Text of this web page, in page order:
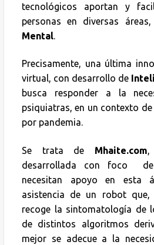
tecnológicos aportan y
personas en diversas
Mental.
Precisamente, una última
virtual, con desarrollo de
busca responder a la
psiquiatras, en un contexto
por pandemia.
Se trata de Mhaite.com,
desarrollada con foco
necesitan apoyo en esta
asistencia de un robot
recoge la sintomatología de
de distintos algoritmos
mejor se adecue a la